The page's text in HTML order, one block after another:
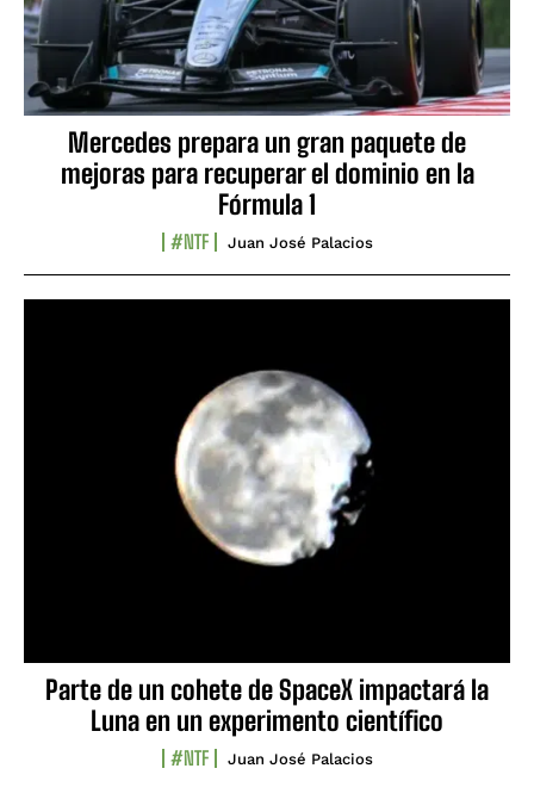
Mercedes prepara un gran paquete de
mejoras para recuperar el dominio en la
Fórmula 1
#NTF Juan José Palacios
Parte de un cohete de SpaceX impactará la
Luna en un experimento científico
#NTF Juan José Palacios